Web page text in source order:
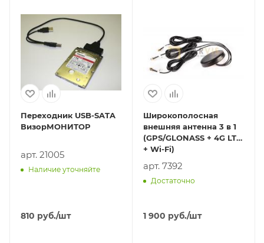
Переходник USB-SATA
ВизорМОНИТОР
арт. 21005
Наличие уточняйте
810 руб./шт
Широкополосная
внешняя антенна 3 в 1
(GPS/GLONASS + 4G LTE
+ Wi-Fi)
арт. 7392
Достаточно
1 900 руб./шт